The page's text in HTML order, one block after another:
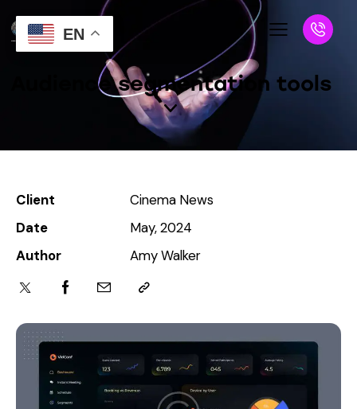
Audience segmentation tools
Client
Cinema News
Date
May, 2024
Author
Amy Walker
EN